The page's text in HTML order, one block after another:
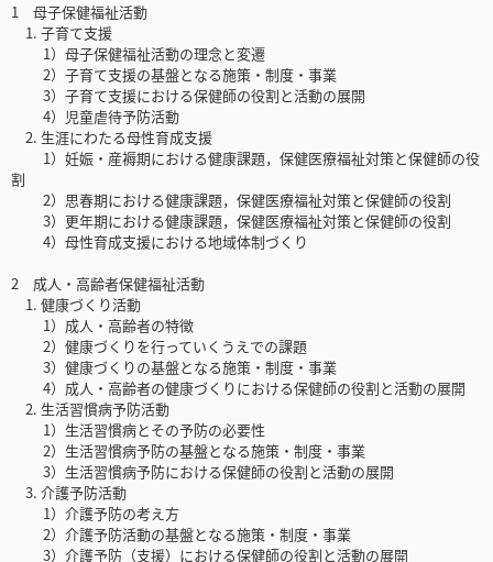
1 母子保健福祉活動
1. 子育て支援
1）母子保健福祉活動の理念と変遷
2）子育て支援の基盤となる施策・制度・事業
3）子育て支援における保健師の役割と活動の展開
4）児童虐待予防活動
2. 生涯にわたる母性育成支援
1）妊娠・産褥期における健康課題，保健医療福祉対策と保健師の役
割
2）思春期における健康課題，保健医療福祉対策と保健師の役割
3）更年期における健康課題，保健医療福祉対策と保健師の役割
4）母性育成支援における地域体制づくり
2 成人・高齢者保健福祉活動
1. 健康づくり活動
1）成人・高齢者の特徴
2）健康づくりを行っていくうえでの課題
3）健康づくりの基盤となる施策・制度・事業
4）成人・高齢者の健康づくりにおける保健師の役割と活動の展開
2. 生活習慣病予防活動
1）生活習慣病とその予防の必要性
2）生活習慣病予防の基盤となる施策・制度・事業
3）生活習慣病予防における保健師の役割と活動の展開
3. 介護予防活動
1）介護予防の考え方
2）介護予防活動の基盤となる施策・制度・事業
3）介護予防（支援）における保健師の役割と活動の展開